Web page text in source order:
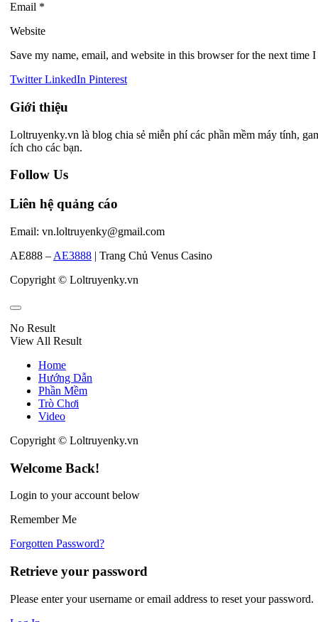
Email *
Website
Save my name, email, and website in this browser for the next time
Twitter LinkedIn Pinterest
Giới thiệu
Loltruyenky.vn là blog chia sẻ miễn phí các phần mềm máy tính,
ích cho các bạn.
Follow Us
Liên hệ quảng cáo
Email: vn.loltruyenky@gmail.com
AE888 – AE3888 | Trang Chủ Venus Casino
Copyright © Loltruyenky.vn
No Result
View All Result
Home
Hướng Dẫn
Phần Mềm
Trò Chơi
Video
Copyright © Loltruyenky.vn
Welcome Back!
Login to your account below
Remember Me
Forgotten Password?
Retrieve your password
Please enter your username or email address to reset your password.